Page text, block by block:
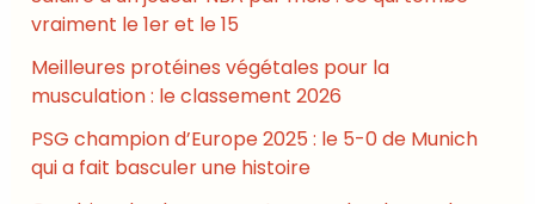
vraiment le 1er et le 15
Meilleures protéines végétales pour la
musculation : le classement 2026
PSG champion d’Europe 2025 : le 5-0 de Munich
qui a fait basculer une histoire